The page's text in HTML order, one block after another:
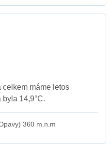
celkem máme letos
byla 14,9°C.
360 m.n.m